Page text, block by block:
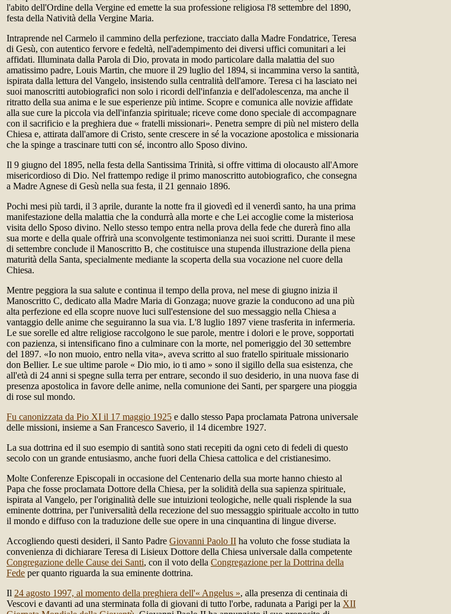
l'abito dell'Ordine della Vergine ed emette la sua professione religiosa l'8 settembre del 1890,
festa della Natività della Vergine Maria.
Intraprende nel Carmelo il cammino della perfezione, tracciato dalla Madre Fondatrice, Teresa
di Gesù, con autentico fervore e fedeltà, nell'adempimento dei diversi uffici comunitari a lei
affidati. Illuminata dalla Parola di Dio, provata in modo particolare dalla malattia del suo
amatissimo padre, Louis Martin, che muore il 29 luglio del 1894, si incammina verso la santità,
ispirata dalla lettura del Vangelo, insistendo sulla centralità dell'amore. Teresa ci ha lasciato nei
suoi manoscritti autobiografici non solo i ricordi dell'infanzia e dell'adolescenza, ma anche il
ritratto della sua anima e le sue esperienze più intime. Scopre e comunica alle novizie affidate
alla sue cure la piccola via dell'infanzia spirituale; riceve come dono speciale di accompagnare
con il sacrificio e la preghiera due « fratelli missionari». Penetra sempre di più nel mistero della
Chiesa e, attirata dall'amore di Cristo, sente crescere in sé la vocazione apostolica e missionaria
che la spinge a trascinare tutti con sé, incontro allo Sposo divino.
Il 9 giugno del 1895, nella festa della Santissima Trinità, si offre vittima di olocausto all'Amore
misericordioso di Dio. Nel frattempo redige il primo manoscritto autobiografico, che consegna
a Madre Agnese di Gesù nella sua festa, il 21 gennaio 1896.
Pochi mesi più tardi, il 3 aprile, durante la notte fra il giovedì ed il venerdì santo, ha una prima
manifestazione della malattia che la condurrà alla morte e che Lei accoglie come la misteriosa
visita dello Sposo divino. Nello stesso tempo entra nella prova della fede che durerà fino alla
sua morte e della quale offrirà una sconvolgente testimonianza nei suoi scritti. Durante il mese
di settembre conclude il Manoscritto B, che costituisce una stupenda illustrazione della piena
maturità della Santa, specialmente mediante la scoperta della sua vocazione nel cuore della
Chiesa.
Mentre peggiora la sua salute e continua il tempo della prova, nel mese di giugno inizia il
Manoscritto C, dedicato alla Madre Maria di Gonzaga; nuove grazie la conducono ad una più
alta perfezione ed ella scopre nuove luci sull'estensione del suo messaggio nella Chiesa a
vantaggio delle anime che seguiranno la sua via. L'8 luglio 1897 viene trasferita in infermeria.
Le sue sorelle ed altre religiose raccolgono le sue parole, mentre i dolori e le prove, sopportati
con pazienza, si intensificano fino a culminare con la morte, nel pomeriggio del 30 settembre
del 1897. «Io non muoio, entro nella vita», aveva scritto al suo fratello spirituale missionario
don Bellier. Le sue ultime parole « Dio mio, io ti amo » sono il sigillo della sua esistenza, che
all'età di 24 anni si spegne sulla terra per entrare, secondo il suo desiderio, in una nuova fase di
presenza apostolica in favore delle anime, nella comunione dei Santi, per spargere una pioggia
di rose sul mondo.
Fu canonizzata da Pio XI il 17 maggio 1925 e dallo stesso Papa proclamata Patrona universale
delle missioni, insieme a San Francesco Saverio, il 14 dicembre 1927.
La sua dottrina ed il suo esempio di santità sono stati recepiti da ogni ceto di fedeli di questo
secolo con un grande entusiasmo, anche fuori della Chiesa cattolica e del cristianesimo.
Molte Conferenze Episcopali in occasione del Centenario della sua morte hanno chiesto al
Papa che fosse proclamata Dottore della Chiesa, per la solidità della sua sapienza spirituale,
ispirata al Vangelo, per l'originalità delle sue intuizioni teologiche, nelle quali risplende la sua
eminente dottrina, per l'universalità della recezione del suo messaggio spirituale accolto in tutto
il mondo e diffuso con la traduzione delle sue opere in una cinquantina di lingue diverse.
Accogliendo questi desideri, il Santo Padre Giovanni Paolo II ha voluto che fosse studiata la
convenienza di dichiarare Teresa di Lisieux Dottore della Chiesa universale dalla competente
Congregazione delle Cause dei Santi, con il voto della Congregazione per la Dottrina della
Fede per quanto riguarda la sua eminente dottrina.
Il 24 agosto 1997, al momento della preghiera dell'« Angelus », alla presenza di centinaia di
Vescovi e davanti ad una sterminata folla di giovani di tutto l'orbe, radunata a Parigi per la XII